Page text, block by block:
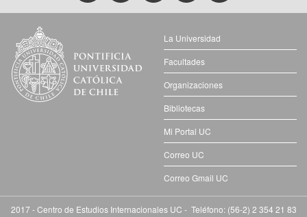
La Universidad
Facultades
Organizaciones
Bibliotecas
Mi Portal UC
Correo UC
Correo Gmail UC
2017 - Centro de Estudios Internacionales UC - Teléfono: (56-2) 2 354 21 83